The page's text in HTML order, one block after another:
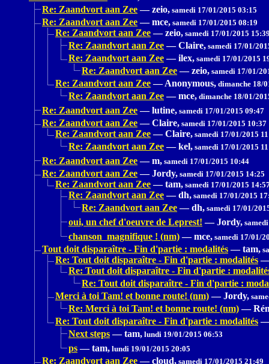
Re: Zaandvort aan Zee — zeio, samedi 17/01/2015 03:15
Re: Zaandvort aan Zee — mce, samedi 17/01/2015 08:19
Re: Zaandvort aan Zee — zeio, samedi 17/01/2015
Re: Zaandvort aan Zee — Claire, samedi 17/01/
Re: Zaandvort aan Zee — ilex, samedi 17/01/2015
Re: Zaandvort aan Zee — zeio, samedi 17/01/
Re: Zaandvort aan Zee — Anonymous, dimanche 18/
Re: Zaandvort aan Zee — mce, dimanche 18/01/
Re: Zaandvort aan Zee — lutine, samedi 17/01/2015 09:47
Re: Zaandvort aan Zee — Claire, samedi 17/01/2015 10:37
Re: Zaandvort aan Zee — Claire, samedi 17/01/2015
Re: Zaandvort aan Zee — kel, samedi 17/01/2015
Re: Zaandvort aan Zee — m, samedi 17/01/2015 10:44
Re: Zaandvort aan Zee — Jordy, samedi 17/01/2015 14:25
Re: Zaandvort aan Zee — tam, samedi 17/01/2015
Re: Zaandvort aan Zee — dh, samedi 17/01/2015
Re: Zaandvort aan Zee — dh, samedi 17/01/
oui, un chef d'oeuvre de Leprest! — Jordy,
chanson magnifique ! (nm) — mce, samedi 17/01/
Tout doit disparaître - Fin d'partie : modalités — tam,
Re: Tout doit disparaître - Fin d'partie : modalités
Re: Tout doit disparaître - Fin d'partie :
Re: Tout doit disparaître - Fin d'partie :
Merci à toi Tam! et bonne route! (nm) — Jordy,
Re: Merci à toi Tam! et bonne route! (nm) —
Re: Tout doit disparaître - Fin d'partie : modalités
Next steps — tam, lundi 19/01/2015 06:53
ps — tam, lundi 19/01/2015 20:05
Re: Zaandvort aan Zee — cloud, samedi 17/01/2015 21:49